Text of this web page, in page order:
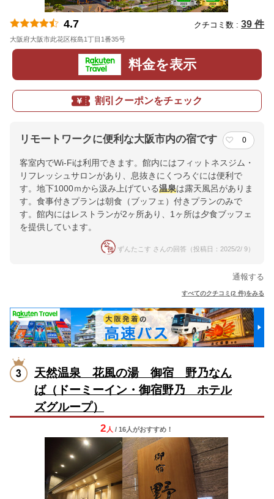
4.7 クチコミ数 : 39 件
大阪府大阪市此花区桜島1丁目1番35号
料金を表示
割引クーポンをチェック
リモートワークに便利な大阪市内の宿です 0
客室内でWi-Fiは利用できます。館内にはフィットネスジム・
リフレッシュサロンがあり、息抜きにくつろぐには便利で
す。地下1000ｍから汲み上げている温泉は露天風呂がありま
す。食事付きプランは朝食（ブッフェ）付きプランのみで
す。館内にはレストランが2ヶ所あり、1ヶ所は夕食ブッフェ
を提供しています。
ずんたこす さんの回答（投稿日：2025/2/ 9）
通報する
すべてのクチコミ(2 件)をみる
天然温泉 花風の湯 御宿 野乃なん
ば（ドーミーイン・御宿野乃 ホテル
ズグループ）
2 人 / 16人がおすすめ！